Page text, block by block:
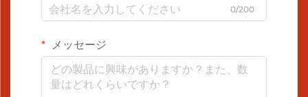
0/200
メッセージ